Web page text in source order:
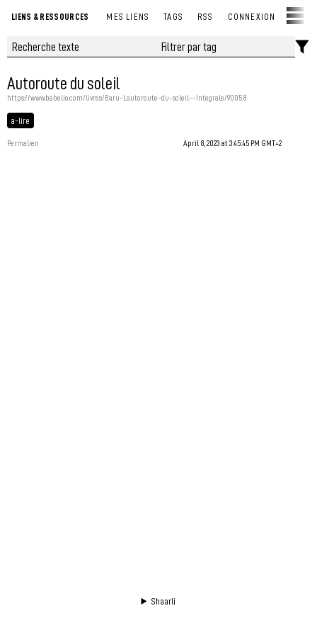
LIENS & RESSOURCES MES LIENS TAGS RSS CONNEXION
Autoroute du soleil
https://www.babelio.com/livres/Baru-Lautoroute-du-soleil--Integrale/90058
a-lire
Permalien April 8, 2023 at 3:45:45 PM GMT+2
Shaarli